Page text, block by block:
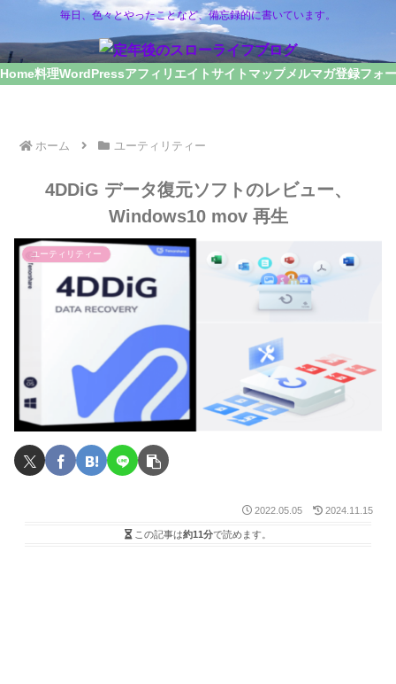
毎日、色々とやったことなど、備忘録的に書いています。
Home料理WordPressアフィリエイトサイトマップメルマガ登録フォ
ホーム ユーティリティー
4DDiG データ復元ソフトのレビュー、
Windows10 mov 再生
ユーティリティー
2022.05.05 2024.11.15
この記事は約11分で読めます。